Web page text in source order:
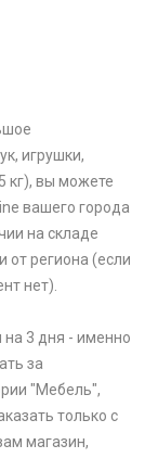
игрушки,
кг), вы можете
вашего города
на складе
от региона (если
нет).
на 3 дня - именно
за
"Мебель",
только с
магазин,